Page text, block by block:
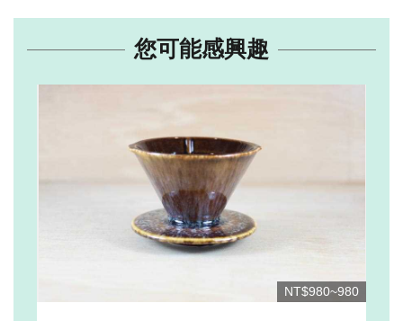
您可能感興趣
NT$980~980